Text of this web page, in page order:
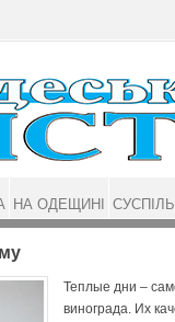
Теплые дни –
винограда. Их
НА ОДЕЩИНІ